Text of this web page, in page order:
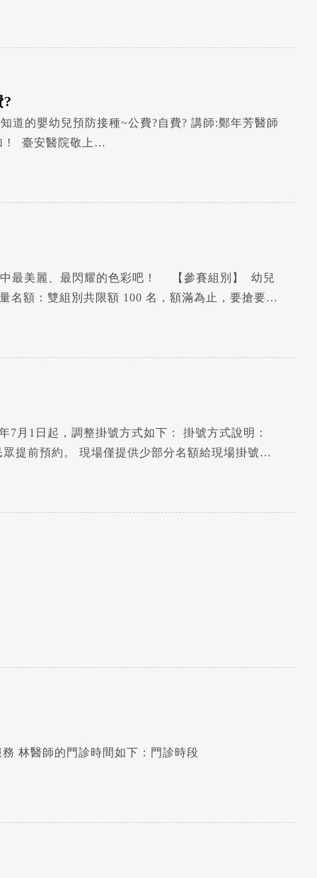
中最美麗、最閃耀的色彩吧！ 【參賽組別】 幼兒
額：雙組別共限額 100 名，額滿為止，要搶要快
作品繳回：115年 8月15日前（逾期視同放棄參
7月1日起，調整掛號方式如下： 掛號方式說明：